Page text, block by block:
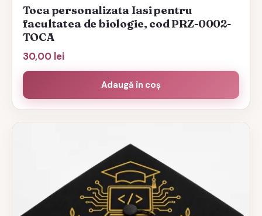
Toca personalizata Iasi pentru
facultatea de biologie, cod PRZ-0002-
TOCA
30,00 lei
Adaugă în coș